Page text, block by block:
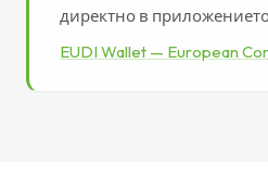
директно в
EUDI Wallet — European